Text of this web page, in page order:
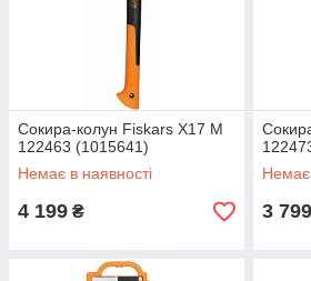
Сокира-колун Fiskars Х17 М
122463 (1015641)
Немає в наявності
4 199 ₴
Немає
3 799